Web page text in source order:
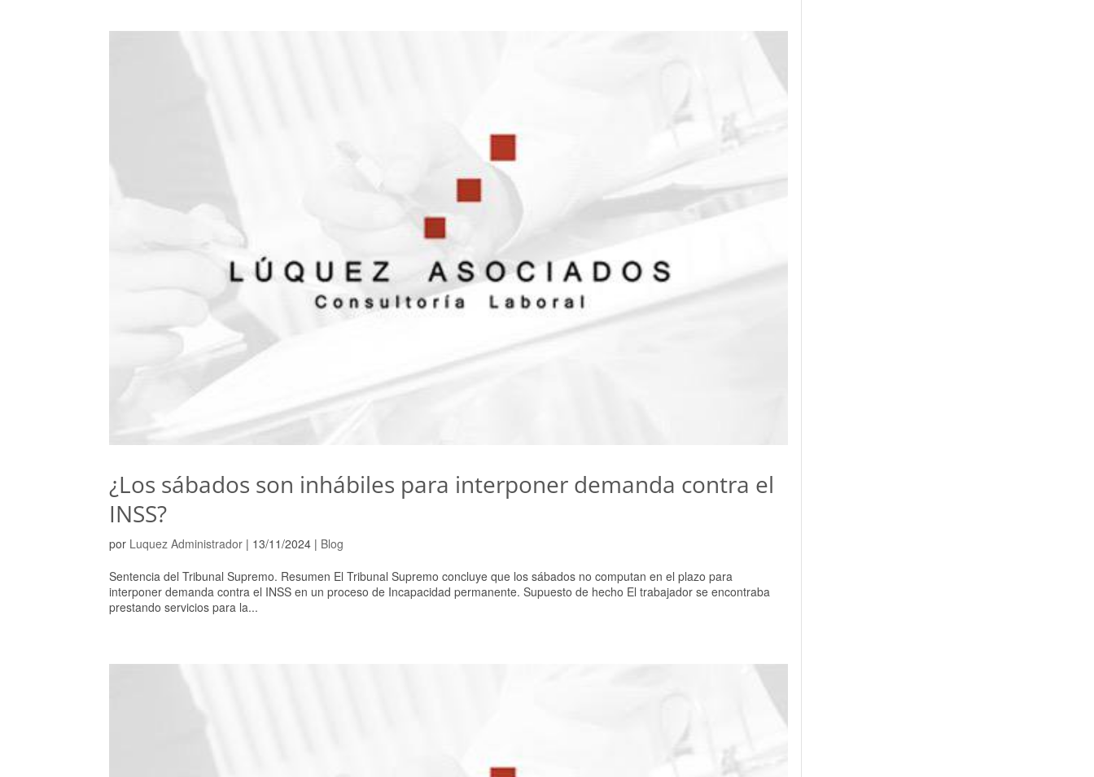
¿Los sábados son inhábiles para interponer demanda contra el
INSS?
por Luquez Administrador | 13/11/2024 | Blog
Sentencia del Tribunal Supremo. Resumen El Tribunal Supremo concluye que los sábados no computan en el plazo para
interponer demanda contra el INSS en un proceso de Incapacidad permanente. Supuesto de hecho El trabajador se encontraba
prestando servicios para la...